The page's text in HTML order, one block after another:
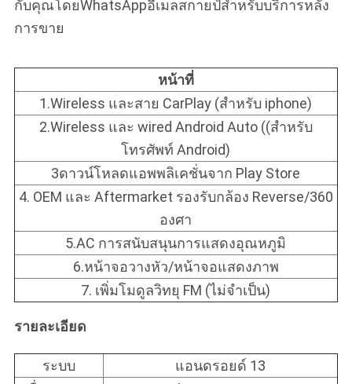
กับคุณโดยWhatsAppอีเมลสกายป์สําหรับบริการหลัง
การขาย
หน้าที่
1.Wireless และสาย CarPlay (สําหรับ iphone)
2.Wireless และ wired Android Auto ((สําหรับ
โทรศัพท์ Android)
3ดาวน์โหลดแอพพลิเคชั่นจาก Play Store
4. OEM และ Aftermarket รองรับกล้อง Reverse/360
องศา
5.AC การสนับสนุนการแสดงอุณหภูมิ
6.หน้าจอวางหัว/หน้าจอแสดงภาพ
7. เพิ่มโมดูลวิทยุ FM (ไม่จําเป็น)
รายละเอียด
ระบบ
แอนดรอยด์ 13